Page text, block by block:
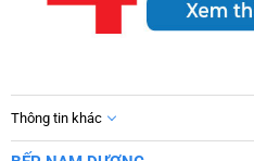
Thông tin khác